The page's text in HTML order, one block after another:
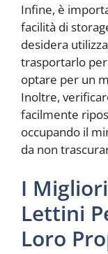
Infine, è
facilità di
desidera
trasportarlo per
optare per un
Inoltre,
facilmente
occupando il
da non
I
Lettini
Loro